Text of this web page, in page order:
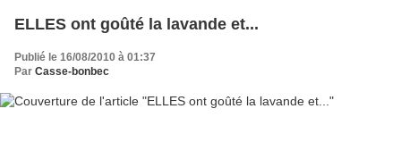
ELLES ont goûté la lavande et...
Publié le 16/08/2010 à 01:37
Par Casse-bonbec